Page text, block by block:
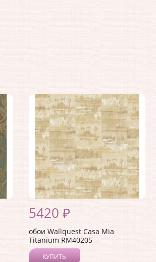
5420 ₽
обои Wallquest Casa Mia
Titanium RM40205
КУПИТЬ